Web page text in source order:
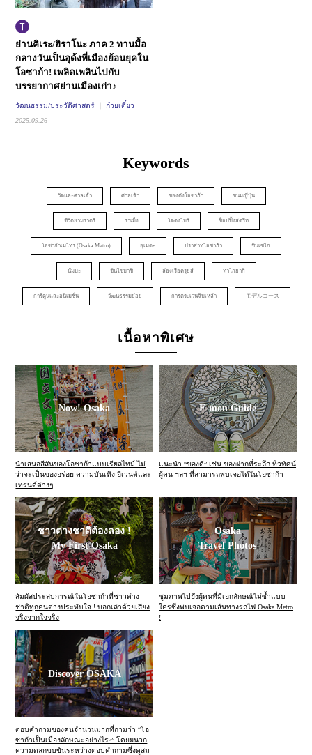
ย่านคิเระ/ฮิราโนะ ภาค 2ทานมื้อ
กลางวันเป็นอุด้งที่เมืองย้อนยุคใน
โอซาก้า! เพลิดเพลินไปกับ
บรรยากาศย่านเมืองเก่า♪
วัฒนธรรม/ประวัติศาสตร์
ก๋วยเตี๋ยว
2025.09.26
Keywords
วัดและศาลเจ้า ศาลเจ้า ของดังโอซาก้า ขนมญี่ปุ่น
ชีวิตยามราตรี ราเม็ง โดตงโบริ ช็อปปิ้งสตรีท
โอซาก้าเมโทร (Osaka Metro) อุเมดะ ปราสาทโอซาก้า ชินเซไก
นัมบะ ชินไซบาชิ ล่องเรือครุยส์ ทาโกยากิ
การ์ตูนและอนิเมชั่น วัฒนธรรมย่อย การตระเวนจิบเหล้า モデルコース
เนื้อหาพิเศษ
Now! Osaka
นำเสนอสีสันของโอซาก้าแบบเรียลไทม์ ไม่
ว่าจะเป็นของอร่อย ความบันเทิง อีเวนต์และ
เทรนด์ต่างๆ
E-mon Guide
แนะนำ “ของดี” เช่น ของฝากที่ระลึก ทิวทัศน์
ผู้คน ฯลฯ ที่สามารถพบเจอได้ในโอซาก้า
ชาวต่างชาติต้องลอง !
My First Osaka
สัมผัสประสบการณ์ในโอซาก้าที่ชาวต่าง
ชาติทุกคนต่างประทับใจ ! บอกเล่าด้วยเสียง
จริงจากใจจริง
Osaka
Travel Photos
ซูมภาพไปยังผู้คนที่มีเอกลักษณ์ไม่ซ้ำแบบ
ใครซึ่งพบเจอตามเส้นทางรถไฟ Osaka Metro
!
Discover OSAKA
ตอบคำถามของคนจำนวนมากที่ถามว่า “โอ
ซาก้าเป็นเมืองลักษณะอย่างไร?” โดยผนวก
ความตลกขบขันระหว่างตอบคำถามซึ่งดูสม